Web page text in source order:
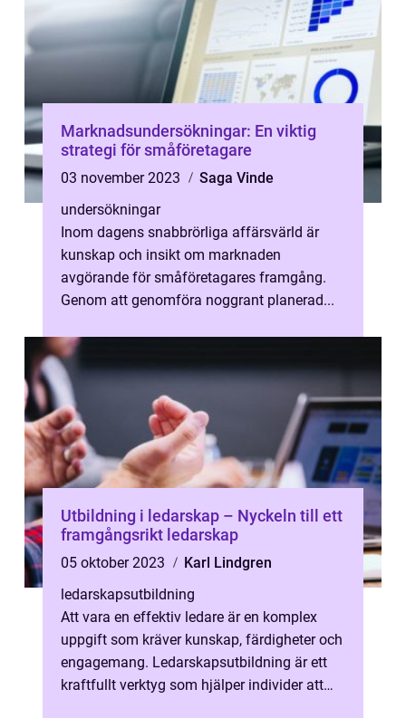
Marknadsundersökningar: En viktig
strategi för småföretagare
03 november 2023
Saga Vinde
undersökningar
Inom dagens snabbrörliga affärsvärld är
kunskap och insikt om marknaden
avgörande för småföretagares framgång.
Genom att genomföra noggrant planerad...
Utbildning i ledarskap – Nyckeln till ett
framgångsrikt ledarskap
05 oktober 2023
Karl Lindgren
ledarskapsutbildning
Att vara en effektiv ledare är en komplex
uppgift som kräver kunskap, färdigheter och
engagemang. Ledarskapsutbildning är ett
kraftfullt verktyg som hjälper individer att